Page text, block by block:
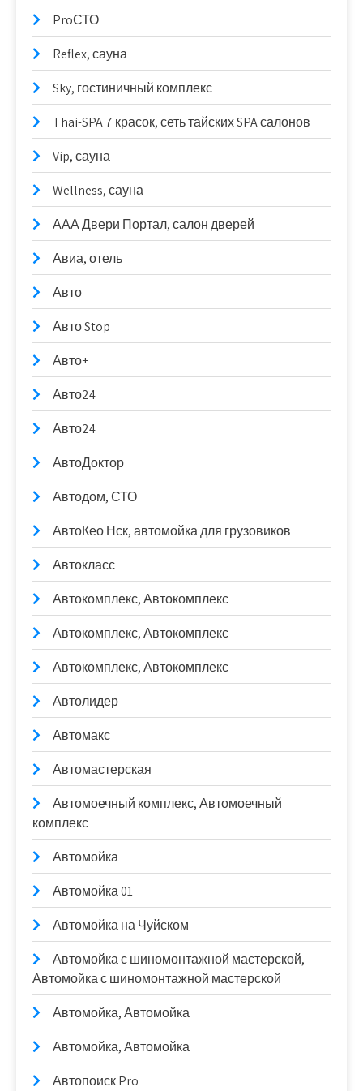
ProСТО
Reflex, сауна
Sky, гостиничный комплекс
Thai-SPA 7 красок, сеть тайских SPA салонов
Vip, сауна
Wellness, сауна
ААА Двери Портал, салон дверей
Авиа, отель
Авто
Авто Stop
Авто+
Авто24
Авто24
АвтоДоктор
Автодом, СТО
АвтоКео Нск, автомойка для грузовиков
Автокласс
Автокомплекс, Автокомплекс
Автокомплекс, Автокомплекс
Автокомплекс, Автокомплекс
Автолидер
Автомакс
Автомастерская
Автомоечный комплекс, Автомоечный
комплекс
Автомойка
Автомойка 01
Автомойка на Чуйском
Автомойка с шиномонтажной мастерской,
Автомойка с шиномонтажной мастерской
Автомойка, Автомойка
Автомойка, Автомойка
Автопоиск Pro